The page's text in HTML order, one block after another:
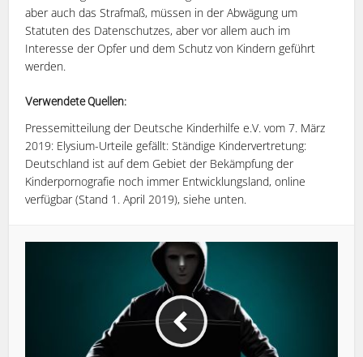
aber auch das Strafmaß, müssen in der Abwägung um
Statuten des Datenschutzes, aber vor allem auch im
Interesse der Opfer und dem Schutz von Kindern geführt
werden.
Verwendete Quellen:
Pressemitteilung der Deutsche Kinderhilfe e.V. vom 7. März
2019: Elysium-Urteile gefällt: Ständige Kindervertretung:
Deutschland ist auf dem Gebiet der Bekämpfung der
Kinderpornografie noch immer Entwicklungsland, online
verfügbar (Stand 1. April 2019), siehe unten.